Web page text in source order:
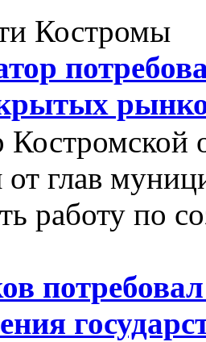
Костромы
Костромской
от глав
работу по